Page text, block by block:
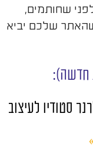
שחותמים,
שלכם יביא
חדשה):
סטודיו לעיצוב